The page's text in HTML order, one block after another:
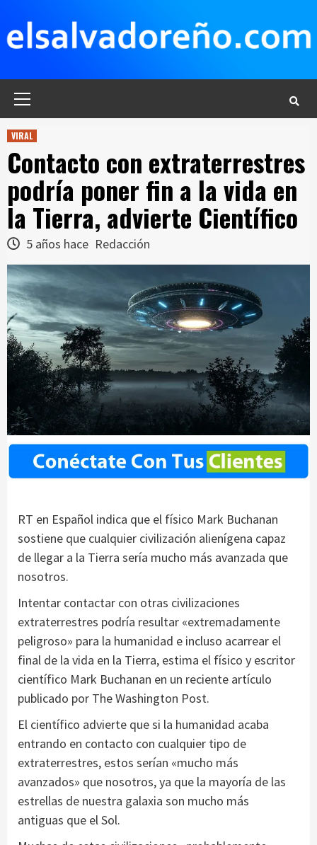
contenido
VIRAL
Contacto con extraterrestres
podría poner fin a la vida en
la Tierra, advierte Científico
5 años hace Redacción
RT en Español indica que el físico Mark Buchanan
sostiene que cualquier civilización alienígena capaz
de llegar a la Tierra sería mucho más avanzada que
nosotros.
Intentar contactar con otras civilizaciones
extraterrestres podría resultar «extremadamente
peligroso» para la humanidad e incluso acarrear el
final de la vida en la Tierra, estima el físico y escritor
científico Mark Buchanan en un reciente artículo
publicado por The Washington Post.
El científico advierte que si la humanidad acaba
entrando en contacto con cualquier tipo de
extraterrestres, estos serían «mucho más
avanzados» que nosotros, ya que la mayoría de las
estrellas de nuestra galaxia son mucho más
antiguas que el Sol.